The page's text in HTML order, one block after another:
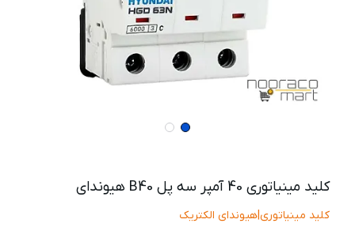
کلید مینیاتوری 40 آمپر سه پل B40 هیوندای
کلید مینیاتوری|هیوندای الکتریک